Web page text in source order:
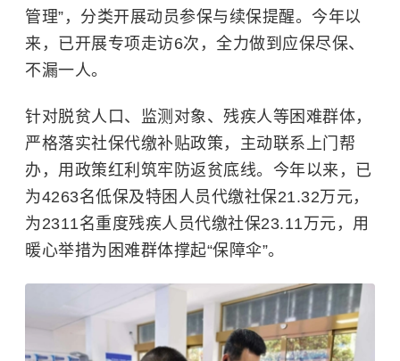
管理”，分类开展动员参保与续保提醒。今年以
来，已开展专项走访6次，全力做到应保尽保、
不漏一人。
针对脱贫人口、监测对象、残疾人等困难群体，
严格落实社保代缴补贴政策，主动联系上门帮
办，用政策红利筑牢防返贫底线。今年以来，已
为4263名低保及特困人员代缴社保21.32万元，
为2311名重度残疾人员代缴社保23.11万元，用
暖心举措为困难群体撑起“保障伞”。